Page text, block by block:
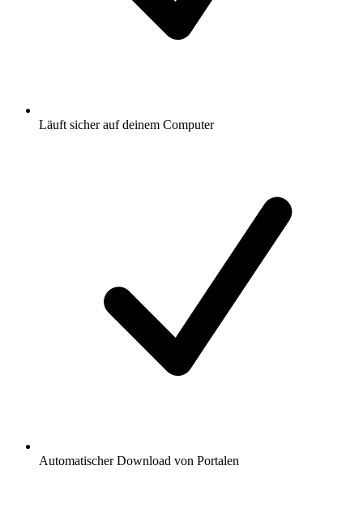
Läuft sicher auf deinem Computer
Automatischer Download von Portalen